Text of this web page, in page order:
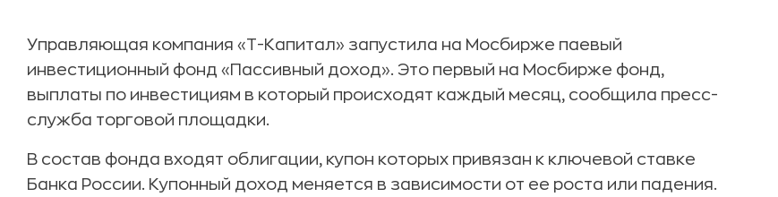
Управляющая компания «Т-Капитал» запустила на Мосбирже паевый
инвестиционный фонд «Пассивный доход». Это первый на Мосбирже фонд,
выплаты по инвестициям в который происходят каждый месяц, сообщила пресс-
служба торговой площадки.
В состав фонда входят облигации, купон которых привязан к ключевой ставке
Банка России. Купонный доход меняется в зависимости от ее роста или падения.